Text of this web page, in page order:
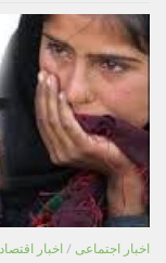
اخبار اجتماعی / اخبار